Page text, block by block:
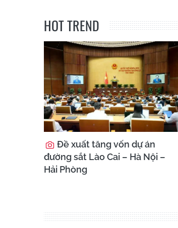
HOT TREND
Đề xuất tăng vốn dự án
đường sắt Lào Cai – Hà Nội –
Hải Phòng